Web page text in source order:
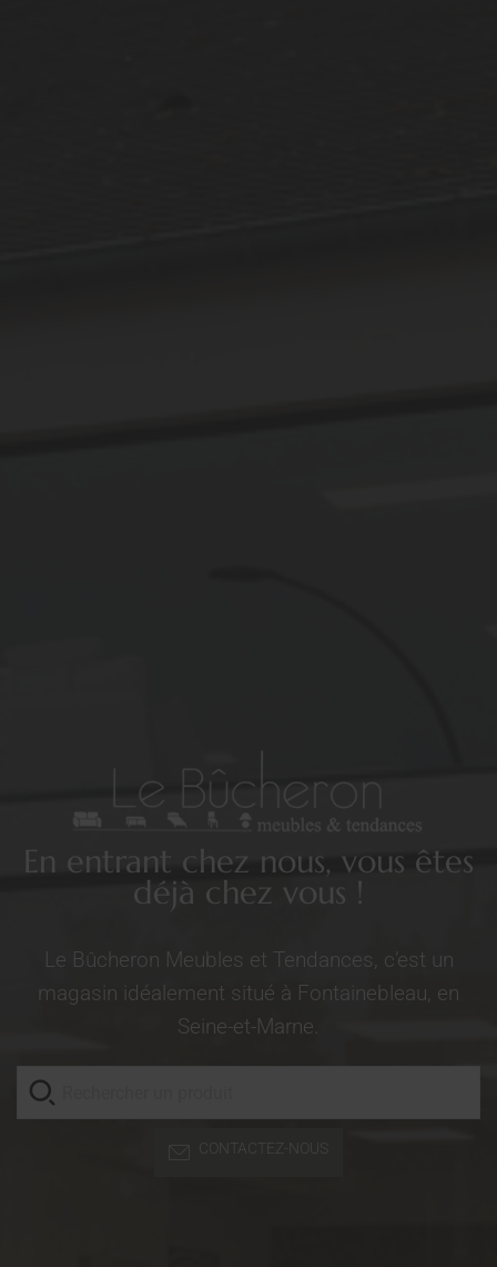
En entrant chez nous, vous êtes
déjà chez vous !
Le Bûcheron Meubles et Tendances, c’est un
magasin idéalement situé à Fontainebleau, en
Seine-et-Marne.
CONTACTEZ-NOUS